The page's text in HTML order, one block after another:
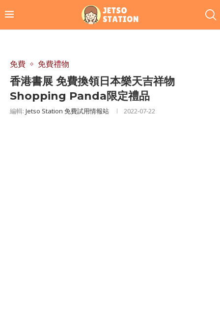
免費 免費禮物
香港書展 免費換領日本樂天吉祥物
Shopping Panda限定禮品
編輯: Jetso Station 免費試用情報站 2022-07-22